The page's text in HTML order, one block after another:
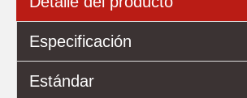
Especificación
Estándar